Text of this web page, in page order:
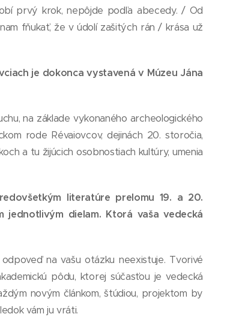
prvý krok, nepôjde podľa abecedy. / Od
fňukať, že v údolí zašitých rán / krása už
je dokonca vystavená v Múzeu Jána
na základe vykonaného archeologického
rode Révaiovcov, dejinách 20. storočia,
a tu žijúcich osobnostiach kultúry, umenia
literatúre prelomu 19. a 20.
dielam. Ktorá vaša vedecká
na vašu otázku neexistuje. Tvorivé
pôdu, ktorej súčasťou je vedecká
novým článkom, štúdiou, projektom by
vám ju vráti.